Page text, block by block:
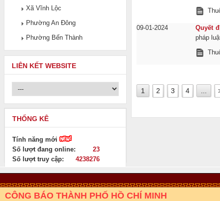
Xã Vĩnh Lộc
Phường An Đông
Phường Bến Thành
LIÊN KẾT WEBSITE
THỐNG KÊ
Tính năng mới
Số lượt đang online:
23
Số lượt truy cập:
4238276
09-01-2024
Quyết
pháp
1 2 3 4
CÔNG BÁO THÀNH PHỐ HỒ CHÍ MINH